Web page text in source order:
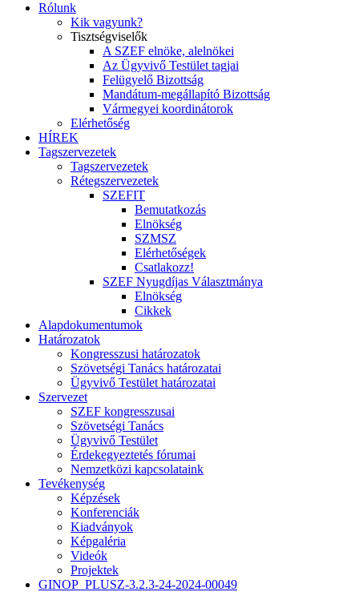
Rólunk
Kik vagyunk?
Tisztségviselők
A SZEF elnöke, alelnökei
Az Ügyvivő Testület tagjai
Felügyelő Bizottság
Mandátum-megállapító Bizottság
Vármegyei koordinátorok
Elérhetőség
HÍREK
Tagszervezetek
Tagszervezetek
Rétegszervezetek
SZEFIT
Bemutatkozás
Elnökség
SZMSZ
Elérhetőségek
Csatlakozz!
SZEF Nyugdíjas Választmánya
Elnökség
Cikkek
Alapdokumentumok
Határozatok
Kongresszusi határozatok
Szövetségi Tanács határozatai
Ügyvivő Testület határozatai
Szervezet
SZEF kongresszusai
Szövetségi Tanács
Ügyvivő Testület
Érdekegyeztetés fórumai
Nemzetközi kapcsolataink
Tevékenység
Képzések
Konferenciák
Kiadványok
Képgaléria
Videók
Projektek
GINOP_PLUSZ-3.2.3-24-2024-00049